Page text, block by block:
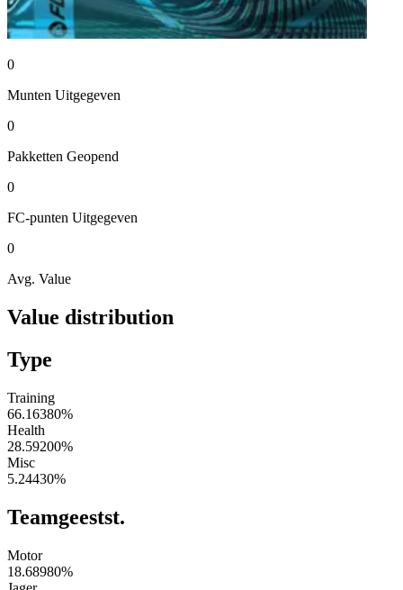
0
Munten Uitgegeven
0
Pakketten Geopend
0
FC-punten Uitgegeven
0
Avg. Value
Value distribution
Type
Training
66.16380%
Health
28.59200%
Misc
5.24430%
Teamgeestst.
Motor
18.68980%